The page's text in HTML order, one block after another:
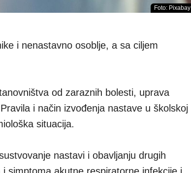
Foto: Pixabay
i nenastavno osoblje, a sa ciljem
od zaraznih bolesti, uprava
i način izvođenja nastave u školskoj
situacija.
nastavi i obavljanju drugih